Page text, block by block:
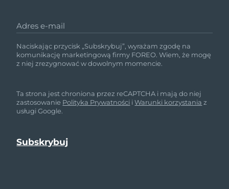
Adres e-mail
Naciskając przycisk „Subskrybuj”, wyrażam zgodę na
komunikację marketingową firmy FOREO. Wiem, że mogę
z niej zrezygnować w dowolnym momencie.
Ta strona jest chroniona przez reCAPTCHA i mają do niej
zastosowanie Polityka Prywatności iWarunki korzystania z
usługi Google.